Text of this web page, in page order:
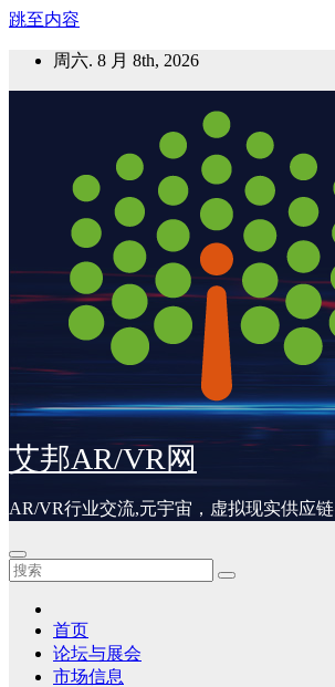
跳至内容
周六. 8 月 8th, 2026
艾邦AR/VR网
AR/VR行业交流,元宇宙，虚拟现实供应链
首页
论坛与展会
市场信息